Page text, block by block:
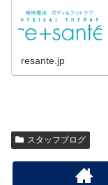
resante.jp
スタッフブログ